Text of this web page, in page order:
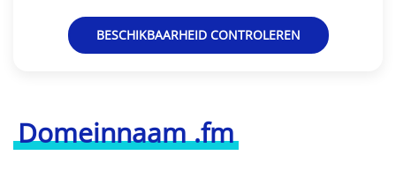
Domeinnaam .fm
BESCHIKBAARHEID CONTROLEREN